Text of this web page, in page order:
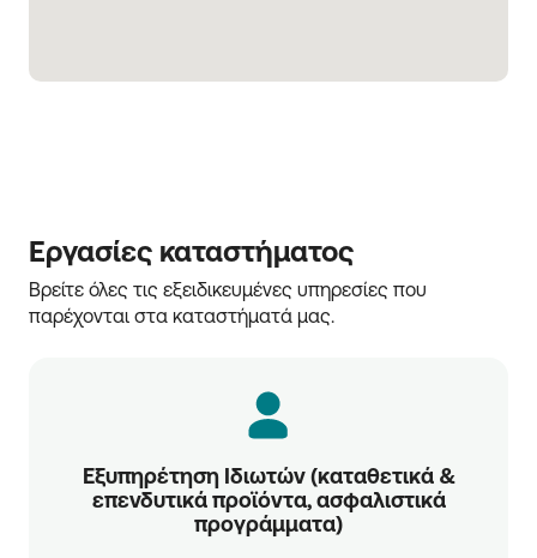
Εργασίες καταστήματος
Βρείτε όλες τις εξειδικευμένες υπηρεσίες που
παρέχονται στα καταστήματά μας.
Εξυπηρέτηση Ιδιωτών (καταθετικά &
επενδυτικά προϊόντα, ασφαλιστικά
προγράμματα)